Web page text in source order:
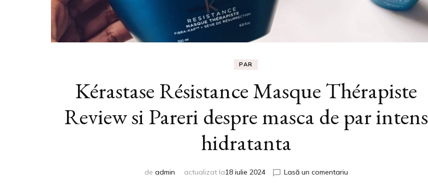
PAR
Kérastase Résistance Masque Thérapiste
Review si Pareri despre masca de par intens
hidratanta
de admin actualizat la18 iulie 2024 Lasă un comentariula